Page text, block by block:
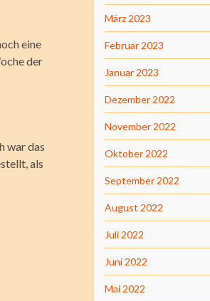
eine
der
war das
als
März 2023
Februar 2023
Januar 2023
Dezember 2022
November 2022
Oktober 2022
September 2022
August 2022
Juli 2022
Juni 2022
Mai 2022